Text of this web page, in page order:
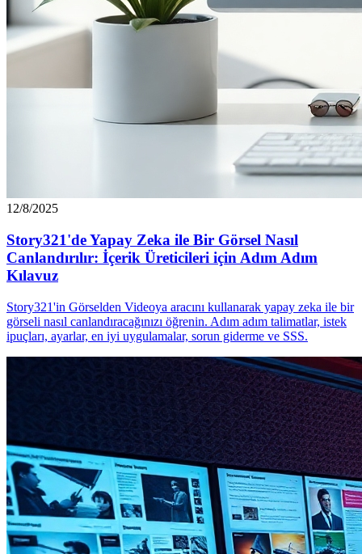
12/8/2025
Story321'de Yapay Zeka ile Bir Görsel Nasıl
Canlandırılır: İçerik Üreticileri için Adım Adım
Kılavuz
Story321'in Görselden Videoya aracını kullanarak yapay zeka ile bir
görseli nasıl canlandıracağınızı öğrenin. Adım adım talimatlar, istek
ipuçları, ayarlar, en iyi uygulamalar, sorun giderme ve SSS.